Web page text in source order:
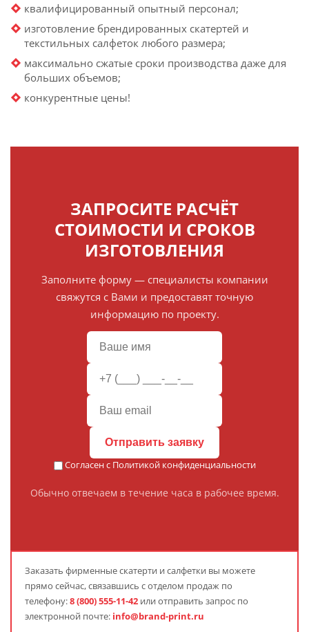
квалифицированный опытный персонал;
изготовление брендированных скатертей и
текстильных салфеток любого размера;
максимально сжатые сроки производства даже для
больших объемов;
конкурентные цены!
ЗАПРОСИТЕ РАСЧЁТ
СТОИМОСТИ И СРОКОВ
ИЗГОТОВЛЕНИЯ
Заполните форму — специалисты компании
свяжутся с Вами и предоставят точную
информацию по проекту.
Отправить заявку
Согласен с Политикой конфиденциальности
Обычно отвечаем в течение часа в рабочее время.
Заказать фирменные скатерти и салфетки вы можете
прямо сейчас, связавшись с отделом продаж по
телефону:8 (800) 555-11-42 или отправить запрос по
электронной почте: info@brand-print.ru